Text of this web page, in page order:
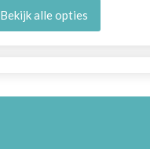
Bekijk alle opties